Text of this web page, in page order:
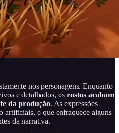
nos personagens. Enquanto
e detalhados, os rostos acabam
da produção. As expressões
artificiais, o que enfraquece alguns
da narrativa.